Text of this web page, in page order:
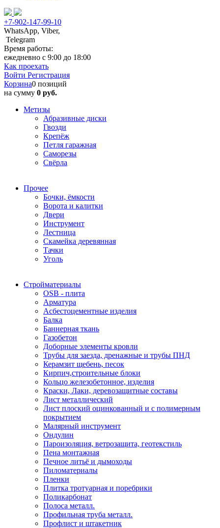
+7-902-147-99-10
WhatsApp, Viber,
Telegram
Время работы:
ежедневно с 9:00 до 18:00
Как проехать
Войти Регистрация
Корзина0 позиций
на сумму 0 руб.
Метизы
Абразивные диски
Гвозди
Крепёж
Петля гаражная
Саморезы
Свёрла
Прочее
Бочки, ёмкости
Ворота и калитки
Двери
Инструмент
Лестница
Скамейка деревянная
Тачки
Уголь
Стройматериалы
OSB - плита
Арматура
Асбестоцементные изделия
Балка
Баннерная ткань
Газобетон
Доборные элементы кровли
Трубы для заезда, дренажные и трубы ПНД
Керамзит щебень, песок
Кирпич,строительные блоки
Кольцо железобетонное, изделия
Краски, Лаки, деревозащитные составы
Лист металлический
Лист плоский оцинкованный и с полимерным
покрытием
Малярный инструмент
Ондулин
Пароизоляция, ветрозащита, геотекстиль
Пена монтажная
Печное литьё и дымоходы
Пиломатериалы
Пленки
Плитка тротуарная и поребрики
Поликарбонат
Полоса металл.
Профильная труба металл.
Профлист и штакетник